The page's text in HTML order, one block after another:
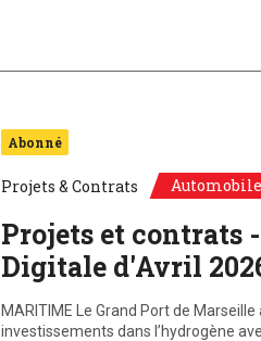
Abonné
Projets & Contrats Automobile
Projets et contrats
Digitale d'Avril
MARITIME Le Grand Port de
investissements dans l’hydrogène